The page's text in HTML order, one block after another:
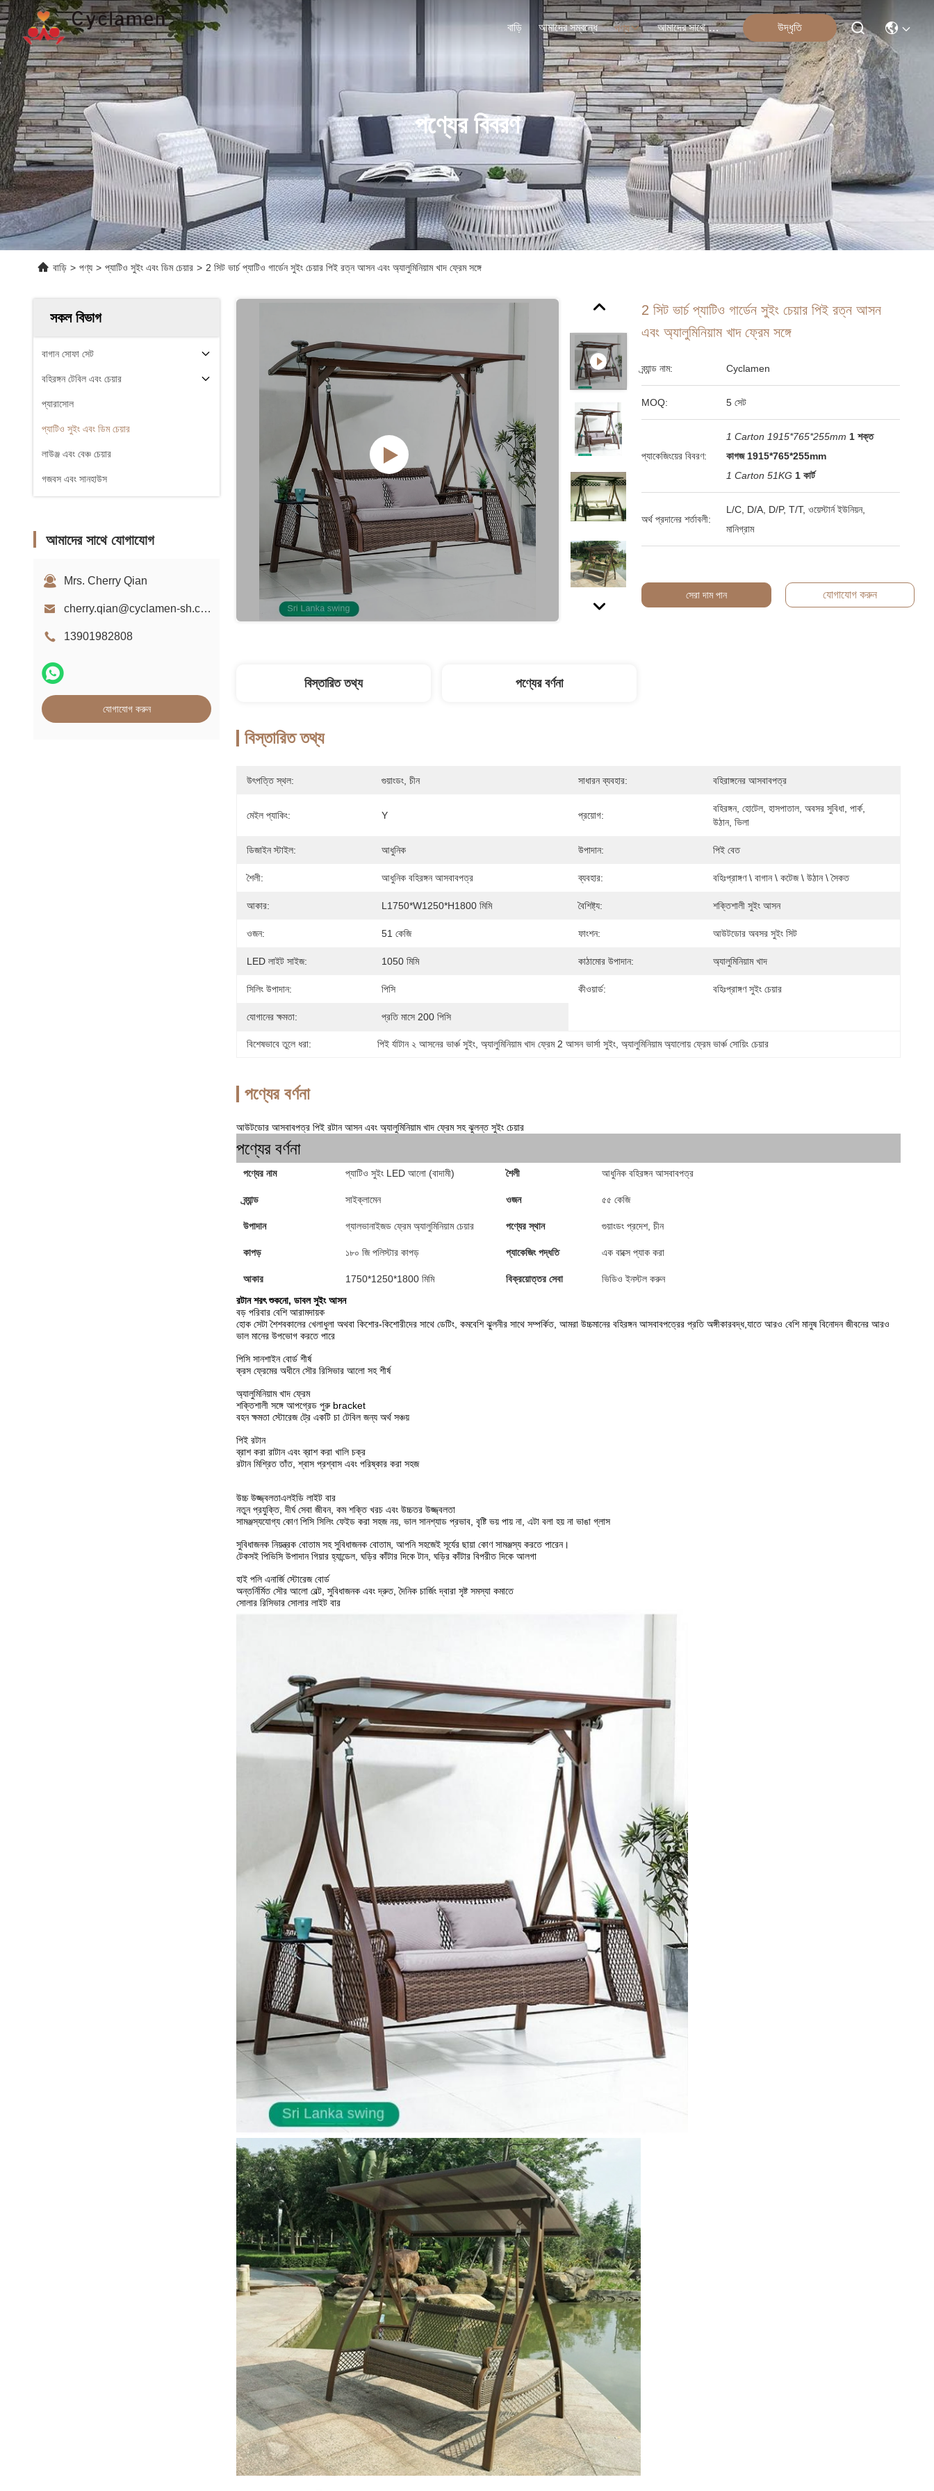
বাড়ি আমাদের সম্বন্ধে পণ্য আমাদের সাথে যোগাযোগ উদ্ধৃতি
পণ্যের বিবরণ
বাড়ি > পণ্য > প্যাটিও সুইং এবং ডিম চেয়ার > 2 সিট ভার্চ প্যাটিও গার্ডেন সুইং চেয়ার পিই রত্ন আসন এবং অ্যালুমিনিয়াম খাদ ফ্রেম সঙ্গে
সকল বিভাগ
বাগান সোফা সেট
বহিরঙ্গন টেবিল এবং চেয়ার
প্যারাসোল
প্যাটিও সুইং এবং ডিম চেয়ার
লাউঞ্জ এবং বেঞ্চ চেয়ার
গজবস এবং সানহাউস
আমাদের সাথে যোগাযোগ
Mrs. Cherry Qian
cherry.qian@cyclamen-sh.com
13901982808
যোগাযোগ করুন
2 সিট ভার্চ প্যাটিও গার্ডেন সুইং চেয়ার পিই রত্ন আসন
এবং অ্যালুমিনিয়াম খাদ ফ্রেম সঙ্গে
ব্র্যান্ড নাম: Cyclamen
MOQ: 5 সেট
প্যাকেজিংয়ের বিবরণ:
1 Carton 1915*765*255mm 1 শক্ত
কাগজ 1915*765*255mm
1 Carton 51KG 1 কার্ট
অর্থ প্রদানের শর্তাবলী:
L/C, D/A, D/P, T/T, ওয়েস্টার্ন ইউনিয়ন,
মানিগ্রাম
সেরা দাম পান যোগাযোগ করুন
বিস্তারিত তথ্য পণ্যের বর্ণনা
বিস্তারিত তথ্য
উৎপত্তি স্থল: গুয়াংডং, চীন সাধারন ব্যবহার: বহিরাঙ্গনের আসবাবপত্র
মেইল প্যাকিং: Y প্রয়োগ:
বহিরঙ্গন, হোটেল, হাসপাতাল, অবসর সুবিধা, পার্ক,
উঠান, ভিলা
ডিজাইন স্টাইল: আধুনিক উপাদান: পিই বেত
শৈলী: আধুনিক বহিরঙ্গন আসবাবপত্র ব্যবহার: বহিঃপ্রাঙ্গণ \ বাগান \ কটেজ \ উঠান \ সৈকত
আকার: L1750*W1250*H1800 মিমি বৈশিষ্ট্য: শক্তিশালী সুইং আসন
ওজন: 51 কেজি ফাংশন: আউটডোর অবসর সুইং সিট
LED লাইট সাইজ: 1050 মিমি কাঠামোর উপাদান: অ্যালুমিনিয়াম খাদ
সিলিং উপাদান: পিসি কীওয়ার্ড: বহিঃপ্রাঙ্গণ সুইং চেয়ার
যোগানের ক্ষমতা: প্রতি মাসে 200 পিসি
বিশেষভাবে তুলে ধরা: পিই র্যাটান ২ আসনের ভার্ঞ্চ সুইং , অ্যালুমিনিয়াম খাদ ফ্রেম 2 আসন ভার্সা সুইং , অ্যালুমিনিয়াম অ্যালোয় ফ্রেম ভার্ঞ্চ সোয়িং চেয়ার
পণ্যের বর্ণনা
আউটডোর আসবাবপত্র পিই রটান আসন এবং অ্যালুমিনিয়াম খাদ ফ্রেম সহ ঝুলন্ত সুইং চেয়ার
পণ্যের বর্ণনা
পণ্যের নাম প্যাটিও সুইং LED আলো (বাদামী) শৈলী আধুনিক বহিরঙ্গন আসবাবপত্র
ব্র্যান্ড সাইক্লামেন ওজন ৫৫ কেজি
উপাদান গ্যালভানাইজড ফ্রেম অ্যালুমিনিয়াম চেয়ার পণ্যের স্থান গুয়াংডং প্রদেশ, চীন
কাপড় ১৮০ জি পলিস্টার কাপড় প্যাকেজিং পদ্ধতি এক বাক্সে প্যাক করা
আকার 1750*1250*1800 মিমি বিক্রয়োত্তর সেবা
ভিডিও ইনস্টল করুন
রটান শরৎ শুকনো, ডাবল সুইং আসন
বড় পরিবার বেশি আরামদায়ক
হোক সেটা শৈশবকালের খেলাধুলা অথবা কিশোর-কিশোরীদের সাথে ডেটিং, কমবেশি ঝুলনীর সাথে সম্পর্কিত, আমরা উচ্চমানের বহিরঙ্গন আসবাবপত্রের প্রতি অঙ্গীকারবদ্ধ,যাতে আরও বেশি মানুষ বিনোদন জীবনের আরও
ভাল মানের উপভোগ করতে পারে
পিসি সানশাইন বোর্ড শীর্ষ
ক্রস ফ্রেমের অধীনে সৌর রিসিভার আলো সহ শীর্ষ
অ্যালুমিনিয়াম খাদ ফ্রেম
শক্তিশালী সঙ্গে আপগ্রেড পুরু bracket
বহন ক্ষমতা স্টোরেজ ট্রে একটি চা টেবিল জন্য অর্থ সঞ্চয়
পিই রটান
ব্রাশ করা রাটান এবং ব্রাশ করা খালি চক্র
রটান মিশ্রিত তাঁত, শ্বাস প্রশ্বাস এবং পরিষ্কার করা সহজ
উচ্চ উজ্জ্বলতাএলইডি লাইট বার
নতুন প্রযুক্তি, দীর্ঘ সেবা জীবন, কম শক্তি খরচ এবং উচ্চতর উজ্জ্বলতা
সামঞ্জস্যযোগ্য কোণ পিসি সিলিং ফেইড করা সহজ নয়, ভাল সানশ্যাড প্রভাব, বৃষ্টি ভয় পায় না, এটা বলা হয় না ভাঙা গ্লাস
সুবিধাজনক নিয়ন্ত্রক বোতাম সহ সুবিধাজনক বোতাম, আপনি সহজেই সূর্যের ছায়া কোণ সামঞ্জস্য করতে পারেন।
টেকসই পিভিসি উপাদান গিয়ার হ্যান্ডেল, ঘড়ির কাঁটার দিকে টান, ঘড়ির কাঁটার বিপরীত দিকে আলগা
হাই পলি এনার্জি স্টোরেজ বোর্ড
অন্তর্নির্মিত সৌর আলো বেল্ট, সুবিধাজনক এবং দ্রুত, দৈনিক চার্জিং দ্বারা সৃষ্ট সমস্যা কমাতে
সোলার রিসিভার সোলার লাইট বার